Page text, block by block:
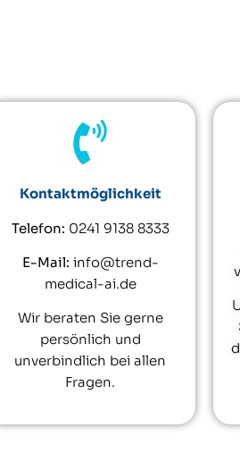
Kontaktmöglichkeit
Telefon: 0241 9138 8333
E-Mail: info@trend-
medical-ai.de
Wir beraten Sie gerne
persönlich und
unverbindlich bei allen
Fragen.